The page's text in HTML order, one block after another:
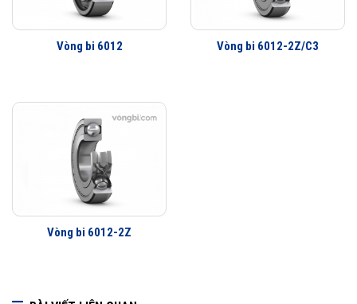
Ít rung động hơn
Tuổi thọ vòng bi cao hơn
Vòng bi 6012 Vòng bi 6012-2Z/C3
Vòng bi 6012-2Z